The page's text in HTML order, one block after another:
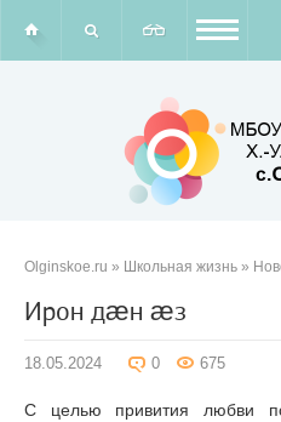
Olginskoe.ru » Школьная жизнь »
Ирон дæн æз
18.05.2024 0 675
С целью привития любви